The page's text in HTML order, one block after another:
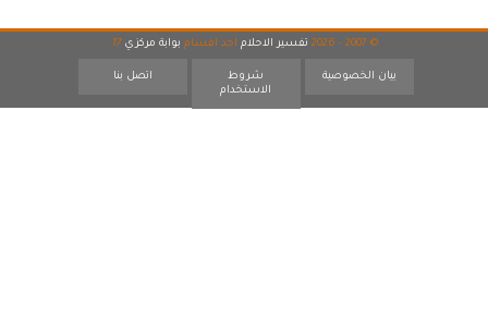
© 2007 - 2026 تفسير الاحلام احد اقسام بوابة مركزي 17
بيان الخصوصية
شروط
الاستخدام
اتصل بنا